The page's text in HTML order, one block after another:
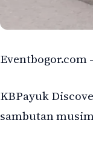
Eventbogor.com
KBPayuk
sambutan